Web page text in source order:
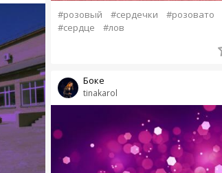
#розовый #сердечки #розовато
#сердце
#лов
tinakarol
Боке